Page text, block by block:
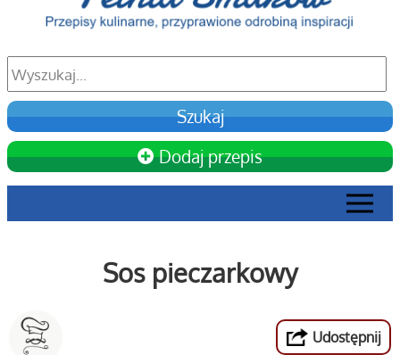
Dodaj przepis
Sos pieczarkowy
Udostępnij